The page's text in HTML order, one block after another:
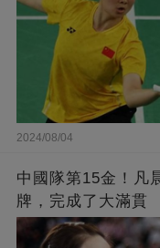
2024/08/04
中國隊第15金！凡
牌，完成了大滿貫